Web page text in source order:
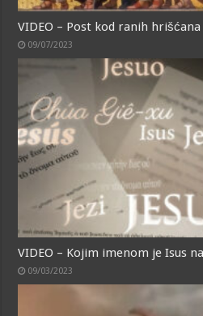
VIDEO – Post kod ranih hrišćana
09/07/2023
VIDEO – Kojim imenom je Isus
09/03/2023